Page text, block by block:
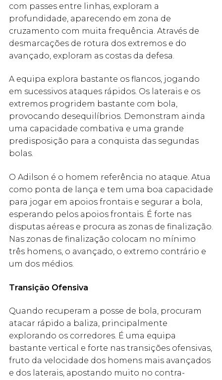
com passes entre linhas, exploram a
profundidade, aparecendo em zona de
cruzamento com muita frequência. Através de
desmarcações de rotura dos extremos e do
avançado, exploram as costas da defesa.
A equipa explora bastante os flancos, jogando
em sucessivos ataques rápidos. Os laterais e os
extremos progridem bastante com bola,
provocando desequilíbrios. Demonstram ainda
uma capacidade combativa e uma grande
predisposição para a conquista das segundas
bolas.
O Adilson é o homem referência no ataque. Atua
como ponta de lança e tem uma boa capacidade
para jogar em apoios frontais e segurar a bola,
esperando pelos apoios frontais. É forte nas
disputas aéreas e procura as zonas de finalização.
Nas zonas de finalização colocam no mínimo
três homens, o avançado, o extremo contrário e
um dos médios.
Transição Ofensiva
Quando recuperam a posse de bola, procuram
atacar rápido a baliza, principalmente
explorando os corredores. É uma equipa
bastante vertical e forte nas transições ofensivas,
fruto da velocidade dos homens mais avançados
e dos laterais, apostando muito no contra-